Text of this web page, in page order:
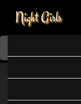
Night Girls